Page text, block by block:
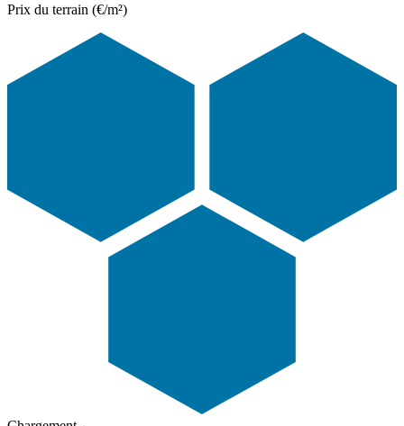
Prix du terrain (€/m²)